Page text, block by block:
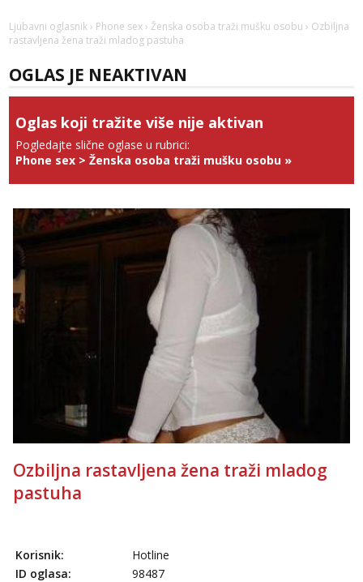
Čekam tvoj poziv!
064/677-677
Anđela
- Kod: #142
tel:0,93€ - mob:1,12€ min
Ljubavni oglasnik › Phone sex › Ženska osoba traži mušku osobu › Ozbiljna
rastavljena žena traži mladog pastuha
OGLAS JE NEAKTIVAN
Oglas koji tražite više nije aktivan
Pogledajte slične oglase u rubrici:
Phone sex > Ženska osoba traži mušku osobu »
Ozbiljna rastavljena žena traži mladog
pastuha
Korisnik:
Hotline
ID oglasa:
98487